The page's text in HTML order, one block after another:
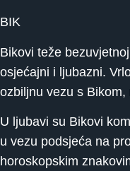
BIK
Bikovi teže
osjećajni i ljubazni.
ozbiljnu vezu s
U ljubavi su Bikovi
u vezu podsjeća na
horoskopskim